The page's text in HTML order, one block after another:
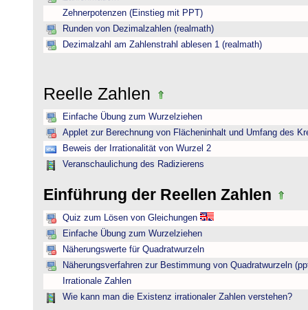
Zehnerpotenzen (Einstieg mit PPT)
Runden von Dezimalzahlen (realmath)
Dezimalzahl am Zahlenstrahl ablesen 1 (realmath)
Reelle Zahlen
Einfache Übung zum Wurzelziehen
Applet zur Berechnung von Flächeninhalt und Umfang des
Beweis der Irrationalität von Wurzel 2
Veranschaulichung des Radizierens
Einführung der Reellen Zahlen
Quiz zum Lösen von Gleichungen
Einfache Übung zum Wurzelziehen
Näherungswerte für Quadratwurzeln
Näherungsverfahren zur Bestimmung von Quadratwurzeln
Irrationale Zahlen
Wie kann man die Existenz irrationaler Zahlen verstehen?